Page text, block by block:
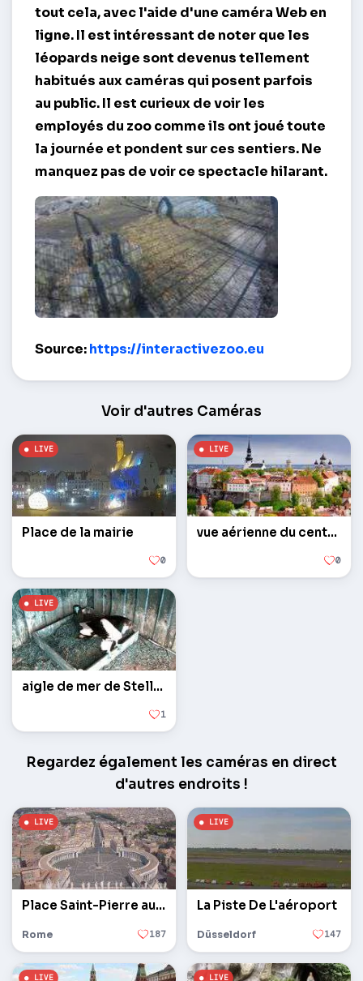
tout cela, avec l'aide d'une caméra Web en
ligne. Il est intéressant de noter que les
léopards neige sont devenus tellement
habitués aux caméras qui posent parfois
au public. Il est curieux de voir les
employés du zoo comme ils ont joué toute
la journée et pondent sur ces sentiers. Ne
manquez pas de voir ce spectacle hilarant.
Source:https://interactivezoo.eu
Voir d'autres Caméras
Place de la mairie
0
vue aérienne du centre-ville
0
aigle de mer de Steller
1
Regardez également les caméras en direct
d'autres endroits !
Place Saint-Pierre au Vatican
Rome 187
La Piste De L'aéroport
Düsseldorf 147